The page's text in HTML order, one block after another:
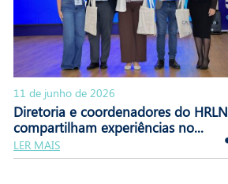
11 de junho de 2026
Diretoria e coordenadores do HRLN
compartilham experiências no...
LER MAIS